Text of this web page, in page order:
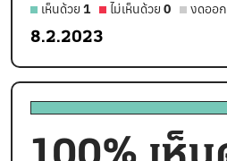
เห็นด้วย 1 ไม่เห็นด้วย 0 งดออ
8.2.2023